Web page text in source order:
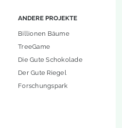
ANDERE PROJEKTE
Billionen Bäume
TreeGame
Die Gute Schokolade
Der Gute Riegel
Forschungspark